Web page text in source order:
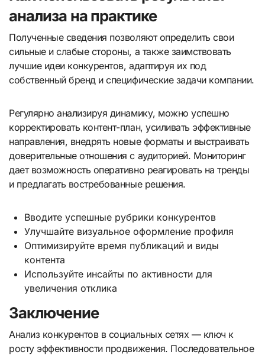
анализа на практике
Полученные сведения позволяют определить свои
сильные и слабые стороны, а также заимствовать
лучшие идеи конкурентов, адаптируя их под
собственный бренд и специфические задачи компании.
Регулярно анализируя динамику, можно успешно
корректировать контент-план, усиливать эффективные
направления, внедрять новые форматы и выстраивать
доверительные отношения с аудиторией. Мониторинг
дает возможность оперативно реагировать на тренды
и предлагать востребованные решения.
Вводите успешные рубрики конкурентов
Улучшайте визуальное оформление профиля
Оптимизируйте время публикаций и виды
контента
Используйте инсайты по активности для
увеличения отклика
Заключение
Анализ конкурентов в социальных сетях — ключ к
росту эффективности продвижения. Последовательное